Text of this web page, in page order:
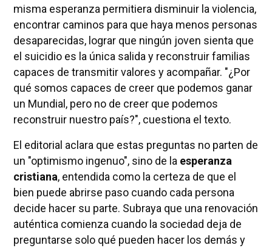
misma esperanza permitiera disminuir la violencia,
encontrar caminos para que haya menos personas
desaparecidas, lograr que ningún joven sienta que
el suicidio es la única salida y reconstruir familias
capaces de transmitir valores y acompañar. "¿Por
qué somos capaces de creer que podemos ganar
un Mundial, pero no de creer que podemos
reconstruir nuestro país?", cuestiona el texto.
El editorial aclara que estas preguntas no parten de
un "optimismo ingenuo", sino de la esperanza
cristiana, entendida como la certeza de que el
bien puede abrirse paso cuando cada persona
decide hacer su parte. Subraya que una renovación
auténtica comienza cuando la sociedad deja de
preguntarse solo qué pueden hacer los demás y